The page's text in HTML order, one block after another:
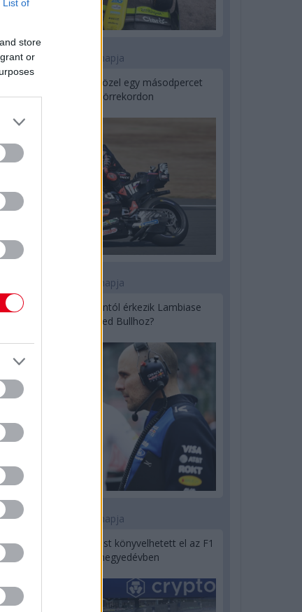
List of
store
or
1 napja
MotoGP: Bezzecchi közel egy másodpercet
javított a körrekordon
1 napja
Sajtó: Az Aston Martintól érkezik Lambiase
utódja a Red Bullhoz?
1 napja
bevétel-visszaesést könyvelhetett el az F1
a második negyedévben